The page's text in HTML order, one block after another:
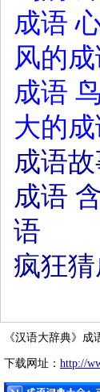
成语
风的
成语
大的
成语
成语
语
疯狂
《汉语大辞典》
下载网址： http://